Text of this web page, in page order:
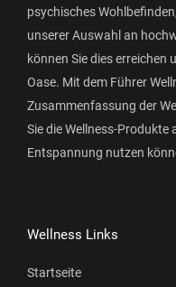
psychisches
unserer Auswahl an
können Sie dies erreichen
Oase. Mit dem Führer
Zusammenfassung der
Sie die Wellness-Produkte
Entspannung nutzen
Wellness Links
Startseite